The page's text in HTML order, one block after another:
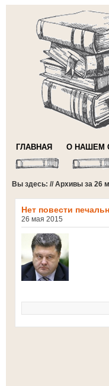
ГЛАВНАЯ О НАШЕМ
Вы здесь: // Архивы за 26
Нет повести
26 мая 2015